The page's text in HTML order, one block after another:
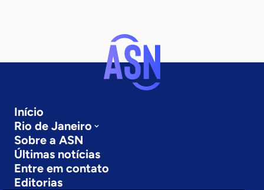
Início
Rio de Janeiro
Sobre a ASN
Últimas notícias
Entre em contato
Editorias